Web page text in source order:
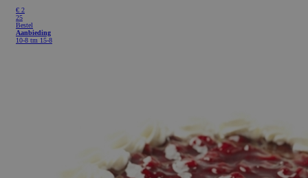
€ 2
25
Bestel
Aanbieding
10-8 tm 15-8